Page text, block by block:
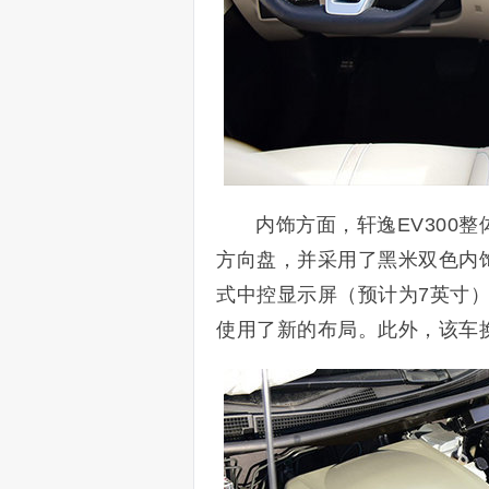
内饰方面，轩逸EV300整
方向盘，并采用了黑米双色内
式中控显示屏（预计为7英寸
使用了新的布局。此外，该车